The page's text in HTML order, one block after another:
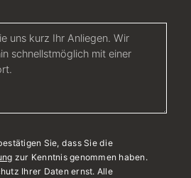
Sie, dass Sie die
zur Kenntnis genommen haben.
Ihrer Daten ernst. Alle